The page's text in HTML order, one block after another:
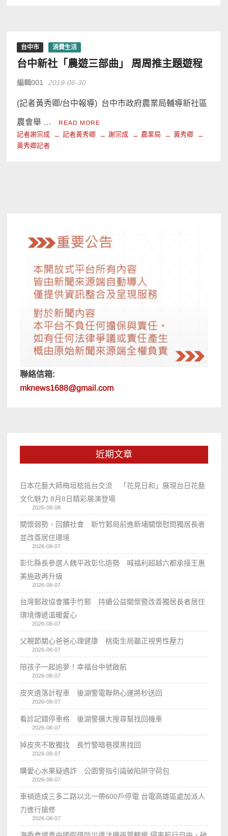
台中市 消費生活
台中新社「農遊三部曲」 周周推主題遊程
編輯001 2019-06-30
(記者黃秀卿/台中報導) 台中市政府農業局輔導新社區
農會舉 … READ MORE
記者謝宗成 記者黃秀卿 謝宗成 農業局
黃秀卿
黃秀卿記者
聯絡信箱:
mknews1688@gmail.com
近期文章
日本花藝大師梅垣稔抵台交流 「花見日和」展現台日花藝
文化魅力 8月8日精彩展演登場
2026-08-08
關懷弱勢、回饋社會 新竹郵局前進新埔關懷慰問獨居長者
並改善居住環境
2026-08-07
彰化縣長參選人魏平政彰化造勢 喊福利超越六都承接王惠
美施政再升級
2026-08-07
台灣郵政協會攜手竹郵 持續公益關懷暨改善獨居長者居住
環境傳遞溫暖愛心
2026-08-07
父親節關心爸爸心理健康 桃衛生局籲正視男性壓力
2026-08-07
陪孩子一起追夢！幸福台中號啟航
2026-08-07
皮夾遺落計程車 後湖警電聯熱心運將秒送回
2026-08-07
看診記錯停車格 後湖警擴大搜尋幫找回機車
2026-08-07
掉皮夾不敢獨找 長竹警暗巷摸黑找回
2026-08-07
購愛心水果疑遇詐 公園警指引識破陷阱守荷包
2026-08-07
車禍造成三多二路以北一帶600戶停電 台電高雄區處加派人
力進行搶修
2026-08-07